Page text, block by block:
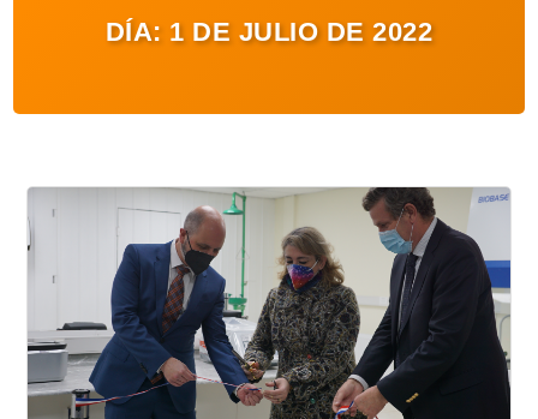
ENTRETENIMIENTO Y CULTURA
AUDIOS
VIDEOS
GALERIA DE FOTOS
APP MÓVIL
DÍA: 1 DE JULIO DE 2022